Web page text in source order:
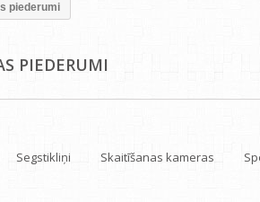
piederumi
PIEDERUMI
Segstikliņi Skaitīšanas kameras